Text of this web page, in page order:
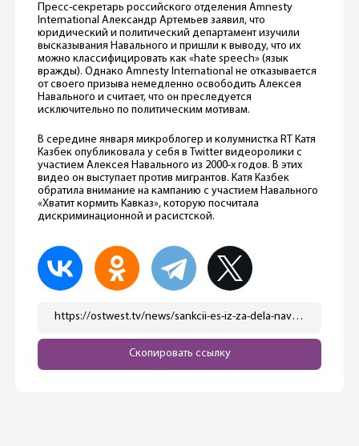
Пресс-секретарь российского отделения Amnesty
International Александр Артемьев заявил, что
юридический и политический департамент изучили
высказывания Навального и пришли к выводу, что их
можно классифицировать как «hate speech» (язык
вражды). Однако Amnesty International не отказывается
от своего призыва немедленно освободить Алексея
Навального и считает, что он преследуется
исключительно по политическим мотивам.
В середине января микроблогер и колумнистка RT Катя
Казбек опубликовала у себя в Twitter видеоролики с
участием Алексея Навального из 2000-х годов. В этих
видео он выступает против мигрантов. Катя Казбек
обратила внимание на кампанию с участием Навального
«Хватит кормить Кавказ», которую посчитала
дискриминационной и расистской.
https://ostwest.tv/news/sankcii-es-iz-za-dela-navalnogo/
Скопировать ссылку